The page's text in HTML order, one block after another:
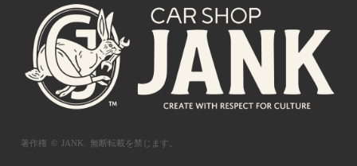
著作権 © JANK. 無断転載を禁じます。